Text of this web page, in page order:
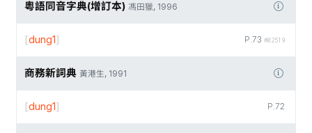
粵語同音字典(增訂本) 馮田獵, 1996
P.73 #02519
[dung1]
商務新詞典 黃港生, 1991
P.72
[dung1]